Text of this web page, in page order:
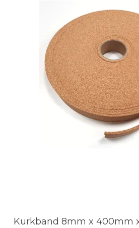
Kurkband 8mm x 400mm